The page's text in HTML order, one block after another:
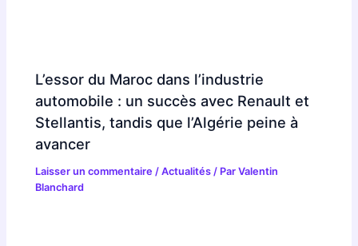
L’essor du Maroc dans l’industrie
automobile : un succès avec Renault et
Stellantis, tandis que l’Algérie peine à
avancer
Laisser un commentaire /Actualités / ParValentin
Blanchard